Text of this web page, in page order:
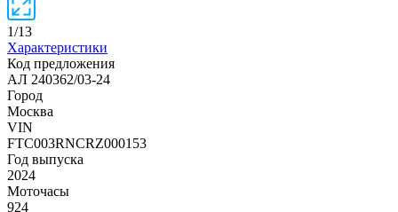
1/13
Характеристики
Код предложения
АЛ 240362/03-24
Город
Москва
VIN
FTC003RNCRZ000153
Год выпуска
2024
Моточасы
924